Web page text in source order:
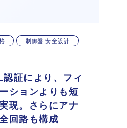
制御盤 安全設計
証により、フィ
ションよりも短
現。さらにアナ
回路も構成